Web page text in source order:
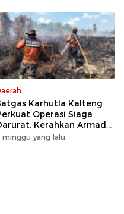
Karhutla Kalteng
Operasi Siaga
Kerahkan Armada
dan Darat
minggu yang lalu